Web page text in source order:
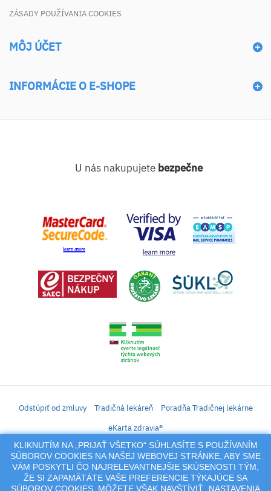
ZÁSADY POUŽÍVANIA COOKIES
MÔJ ÚČET
INFORMÁCIE O E-SHOPE
KLIKNUTÍM NA „PRIJAŤ VŠETKO“ SÚHLASÍTE S POUŽÍVANÍM
SÚBOROV COOKIES NA NAŠEJ WEBOVEJ STRÁNKE, ABY SME
VÁM POSKYTLI ČO NAJRELEVANTNEJŠIE SKÚSENOSTI TÝM,
ŽE SI ZAPAMÄTÁTE VAŠE PREFERENCIE TÝKAJÚCE SA
SÚBOROV COOKIES. MÔŽETE VŠAK NAVŠTÍVIŤ „NASTAVENIA
U nás nakupujete bezpečne
Odstúpiť od zmluvy Tradičná lekáreň
Poradňa Tradičnej lekárne
eKarta zdravia®
iLekáreň – Zásielkový predaj liekov, vitamínov, výživových doplnkov, prípravkov s
liečivým účinkom a kozmetiky. Elektronické zaslanie receptu.
Na tento portál sa vzťahujú autorské práva a akákoľvek jeho reprodukcia
(používanie, kopírovanie, šírenie a pod.),